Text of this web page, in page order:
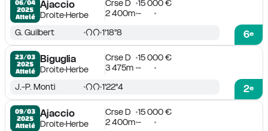
06/04
2025
Attelé
Ajaccio
DroiteHerbe
Crse D
15 000 €
2 400m -
6e
G. Guilbert 1'18''8
23/03
2025
Attelé
Biguglia
DroiteHerbe
Crse D
15 000 €
3 475m -
2e
J.-P. Monti 1'22''4
09/03
2025
Attelé
Ajaccio
DroiteHerbe
Crse D
15 000 €
2 400m -